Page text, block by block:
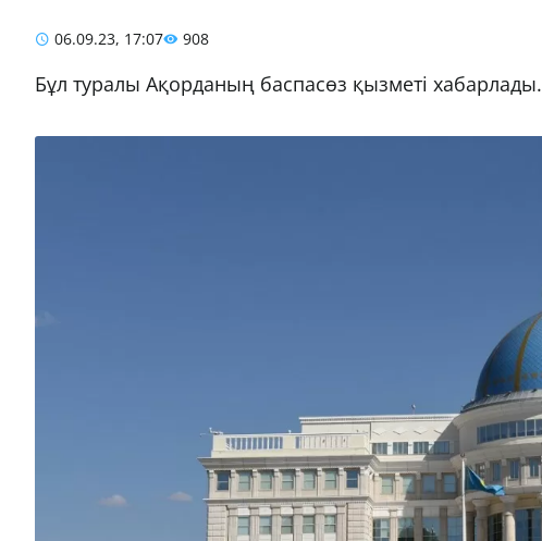
06.09.23, 17:07 908
Бұл туралы Ақорданың баспасөз қызметі хабарлады.